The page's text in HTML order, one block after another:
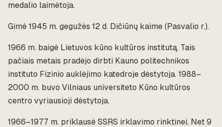
medalio laimėtoja.
Gimė 1945 m. gegužės 12 d. Dičiūnų kaime (Pasvalio r.).
1966 m. baigė Lietuvos kūno kultūros institutą. Tais
pačiais metais pradėjo dirbti Kauno politechnikos
instituto Fizinio auklėjimo katedroje dėstytoja. 1988–
2000 m. buvo Vilniaus universiteto Kūno kultūros
centro vyriausioji dėstytoja.
1966–1977 m. priklausė SSRS irklavimo rinktinei. Net 9